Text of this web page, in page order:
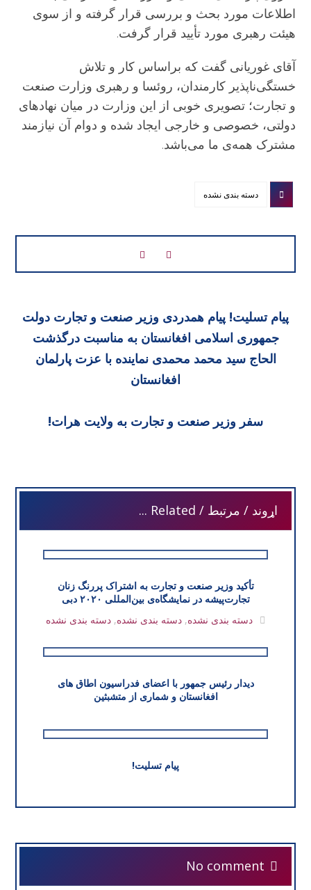
اطلاعات مورد بحث و بررسی قرار گرفته و از سوی
هیئت رهبری مورد تأیید قرار گرفت.
آقای غوریانی گفت که براساس کار و تلاش
خستگی‌ناپذیر کارمندان، روئسا و رهبری وزارت صنعت
و تجارت؛ تصویری خوبی از این وزارت در میان نهادهای
دولتی، خصوصی و خارجی ایجاد شده و دوام آن نیازمند
مشترک همه‌ی ما می‌باشد.
دسته بندی نشده
پیام تسلیت! پیام همدردی وزیر صنعت و تجارت دولت
جمهوری اسلامی افغانستان به مناسبت درگذشت
الحاج سید محمد محمدی نماینده با عزت پارلمان
افغانستان
سفر وزیر صنعت و تجارت به ولایت هرات!
اړوند / مرتبط / Related ...
تأکید وزیر صنعت و تجارت به اشتراک پررنگ زنان
تجارت‌پیشه در نمایشگاه‌ی بین‌المللی ۲۰۲۰ دبی
دسته بندی نشده, دسته بندی نشده, دسته بندی نشده
دیدار رئیس جمهور با اعضای فدراسیون اطاق های
افغانستان و شماری از متشبثین
پیام تسلیت!
No comment